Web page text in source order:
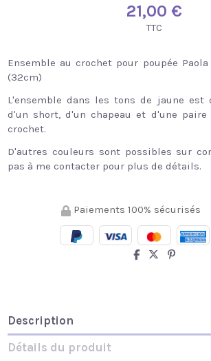
21,00 €
TTC
Ensemble au crochet pour poupée
(32cm)
L'ensemble dans les tons de jaune est
d'un short, d'un chapeau et d'une paire
crochet.
D'autres couleurs sont possibles sur
pas à me contacter pour plus de détails.
Paiements 100% sécurisés
Description
Détails du produit